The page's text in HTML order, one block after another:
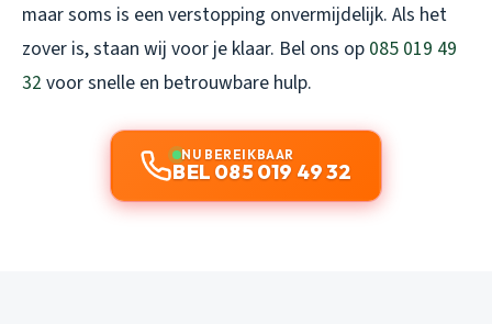
maar soms is een verstopping onvermijdelijk. Als het
zover is, staan wij voor je klaar. Bel ons op 085 019 49
32 voor snelle en betrouwbare hulp.
NU BEREIKBAAR
BEL 085 019 49 32